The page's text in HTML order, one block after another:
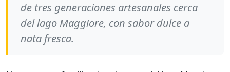
de tres generaciones artesanales cerca
del lago Maggiore, con sabor dulce a
nata fresca.